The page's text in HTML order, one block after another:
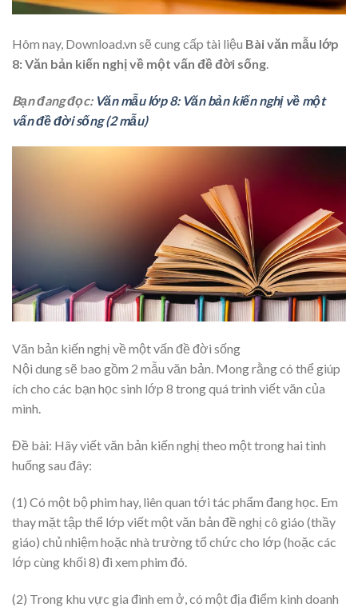
Hôm nay, Download.vn sẽ cung cấp tài liệu Bài văn mẫu lớp
8: Văn bản kiến nghị về một vấn đề đời sống
Bạn đang đọc: Văn mẫu lớp 8: Văn bản kiến nghị về một
vấn đề đời sống (2 mẫu)
Văn bản kiến nghị về một vấn đề đời sống
Nội dung sẽ bao gồm 2 mẫu văn bản. Mong rằng có thể giúp
ích cho các bạn học sinh lớp 8 trong quá trình viết văn của
mình.
Đề bài: Hãy viết văn bản kiến nghị theo một trong hai tình
huống sau đây:
(1) Có một bộ phim hay, liên quan tới tác phẩm đang học. Em
thay mặt tập thể lớp viết một văn bản đề nghị cô giáo (thầy
giáo) chủ nhiệm hoặc nhà trường tổ chức cho lớp (hoặc các
lớp cùng khối 8) đi xem phim đó.
(2) Trong khu vực gia đình em ở, có một địa điểm kinh doanh